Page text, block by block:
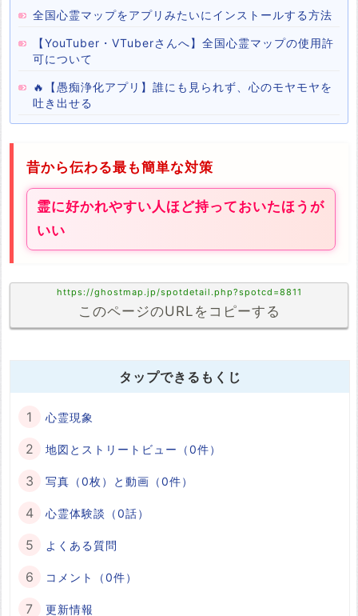
全国心霊マップをアプリみたいにインストールする方法
【YouTuber・VTuberさんへ】全国心霊マップの使用許
可について
🔥【愚痴浄化アプリ】誰にも見られず、心のモヤモヤを
吐き出せる
昔から伝わる最も簡単な対策
霊に好かれやすい人ほど持っておいたほうが
いい
https://ghostmap.jp/spotdetail.php?spotcd=8811
このページのURLをコピーする
タップできるもくじ
心霊現象
地図とストリートビュー（0件）
写真（0枚）と動画（0件）
心霊体験談（0話）
よくある質問
コメント（0件）
更新情報